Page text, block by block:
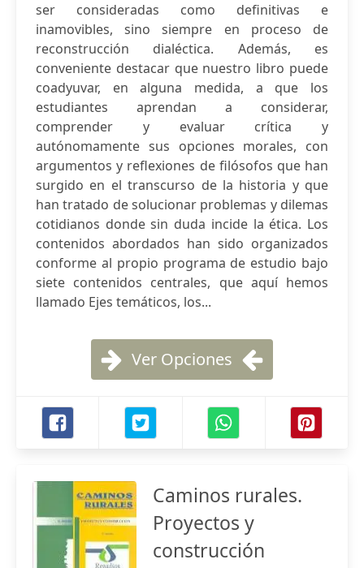
ser consideradas como definitivas e
inamovibles, sino siempre en proceso de
reconstrucción dialéctica. Además, es
conveniente destacar que nuestro libro puede
coadyuvar, en alguna medida, a que los
estudiantes aprendan a considerar,
comprender y evaluar crítica y
autónomamente sus opciones morales, con
argumentos y reflexiones de filósofos que han
surgido en el transcurso de la historia y que
han tratado de solucionar problemas y dilemas
cotidianos donde sin duda incide la ética. Los
contenidos abordados han sido organizados
conforme al propio programa de estudio bajo
siete contenidos centrales, que aquí hemos
llamado Ejes temáticos, los...
Ver Opciones
Caminos rurales.
Proyectos y
construcción